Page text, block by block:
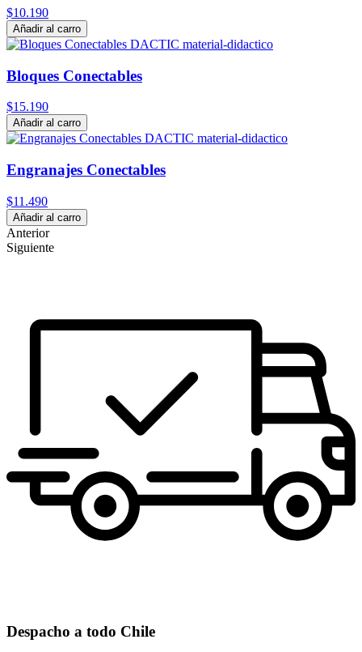
$10.190
Añadir al carro
Bloques Conectables
$15.190
Añadir al carro
Engranajes Conectables
$11.490
Añadir al carro
Anterior
Siguiente
Despacho a todo Chile